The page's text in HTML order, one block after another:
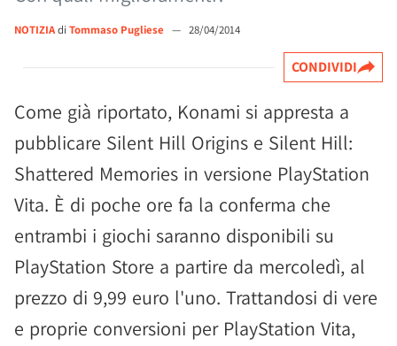
NOTIZIAdi Tommaso Pugliese — 28/04/2014
CONDIVIDI
Come già riportato, Konami si appresta a
pubblicare Silent Hill Origins e Silent Hill:
Shattered Memories in versione PlayStation
Vita. È di poche ore fa la conferma che
entrambi i giochi saranno disponibili su
PlayStation Store a partire da mercoledì, al
prezzo di 9,99 euro l'uno. Trattandosi di vere
e proprie conversioni per PlayStation Vita,